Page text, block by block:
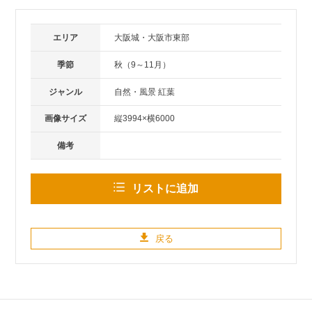
エリア 大阪城・大阪市東部
季節 秋（9～11月）
ジャンル 自然・風景 紅葉
画像サイズ 縦3994×横6000
備考
リストに追加
戻る